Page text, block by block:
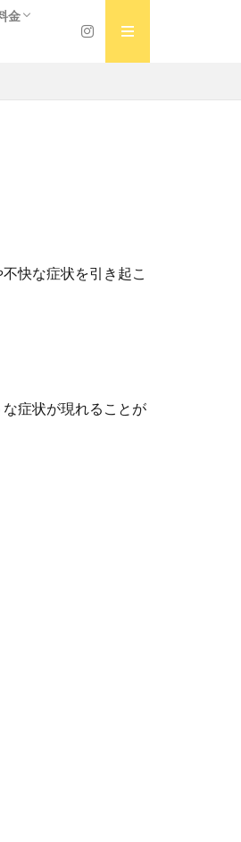
金
快な症状を引き起こ
症状が現れることが